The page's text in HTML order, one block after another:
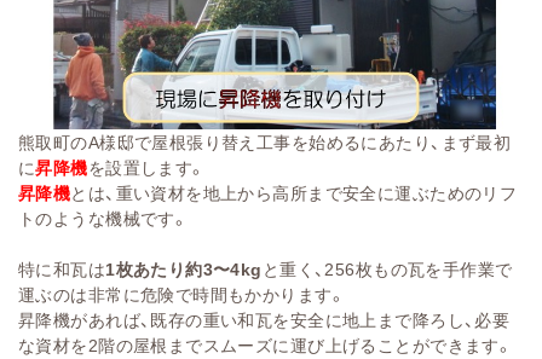
熊取町のA様邸で屋根張り替え工事を始めるにあたり、まず最初
に昇降機を設置します。
昇降機とは、重い資材を地上から高所まで安全に運ぶためのリフ
トのような機械です。
特に和瓦は1枚あたり約3〜4kg と重く、256枚もの瓦を手作業で
運ぶのは非常に危険で時間もかかります。
昇降機があれば、既存の重い和瓦を安全に地上まで降ろし、必要
な資材を2階の屋根までスムーズに運び上げることができます。